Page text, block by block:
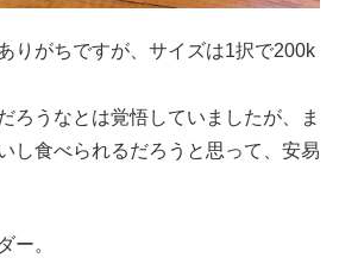
りがちですが、サイズは1択で200k
ろうなとは覚悟していましたが、ま
し食べられるだろうと思って、安易
ー。